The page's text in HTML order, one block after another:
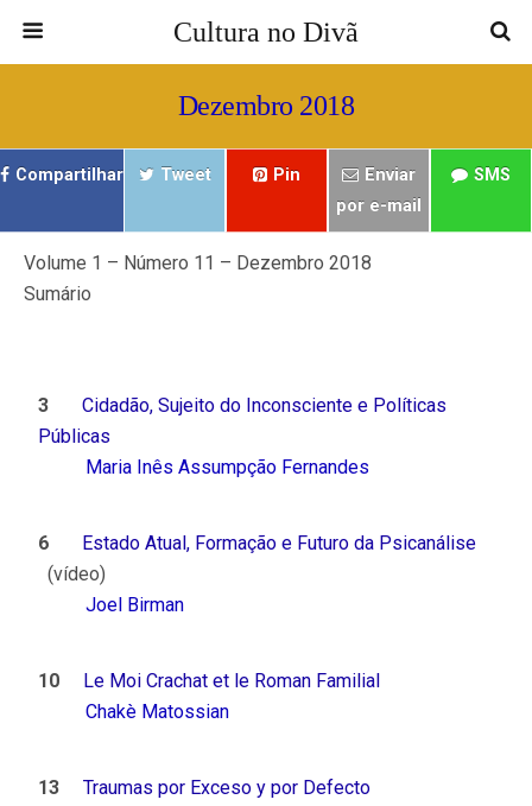
Cultura no Divã
Dezembro 2018
Compartilhar Tweet Pin
Enviar
por e-mail
SMS
Volume 1 – Número 11 – Dezembro 2018
Sumário
3
Cidadão, Sujeito do Inconsciente e Políticas
Públicas
Maria Inês Assumpção Fernandes
6
Estado Atual, Formação e Futuro da Psicanálise
(vídeo)
Joel Birman
10
Le Moi Crachat et le Roman Familial
Chakè Matossian
13
Traumas por Exceso y por Defecto